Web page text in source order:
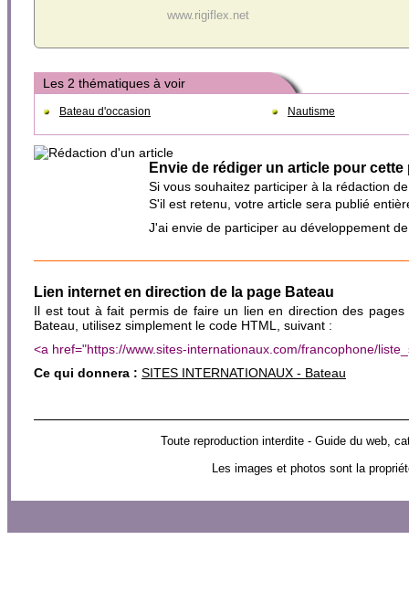
www.rigiflex.net
Les 2 thématiques à voir
Bateau d'occasion Nautisme
Envie de rédiger un article pour cette
Si vous souhaitez participer à la rédaction
S'il est retenu, votre article sera publié
J'ai envie de participer au développement
Lien internet en direction de la page Bateau
Il est tout à fait permis de faire un lien en direction des
Bateau, utilisez simplement le code HTML, suivant :
<a href="https://www.sites-internationaux.com/francophone/
Ce qui donnera : SITES INTERNATIONAUX - Bateau
Toute reproduction interdite - Guide du web,
Les images et photos sont la